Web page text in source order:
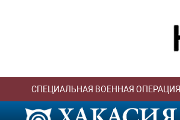
СПЕЦИАЛЬНАЯ ВОЕННАЯ ОПЕРАЦИЯ